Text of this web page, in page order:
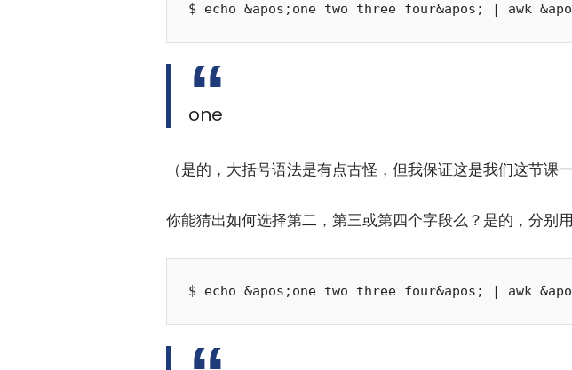
one
（是的，大括号语法是有点古怪，但我保证这是我们这节课
你能猜出如何选择第二，第三或第四个字段么？是的，分别